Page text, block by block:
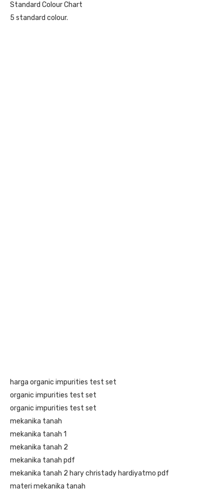
Standard Colour Chart
5 standard colour.
harga organic impurities test set
organic impurities test set
organic impurities test set
mekanika tanah
mekanika tanah 1
mekanika tanah 2
mekanika tanah pdf
mekanika tanah 2 hary christady hardiyatmo pdf
materi mekanika tanah